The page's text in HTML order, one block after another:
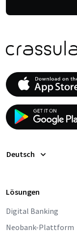
Deutsch
Lösungen
Digital Banking
Neobank-Plattform